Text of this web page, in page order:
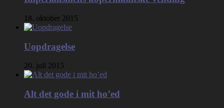
18. oktober 2015
Uopdragelse
20. juli 2015
Alt det gode i mit ho’ed